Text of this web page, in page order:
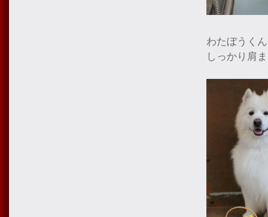
わたぼうく
しっかり肩